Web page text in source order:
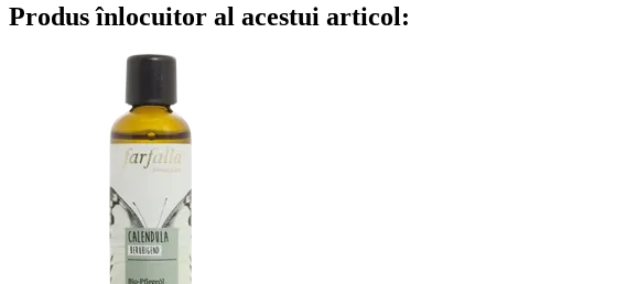
Produs înlocuitor al acestui articol: